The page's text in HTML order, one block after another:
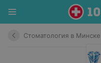
Стоматология в Минске